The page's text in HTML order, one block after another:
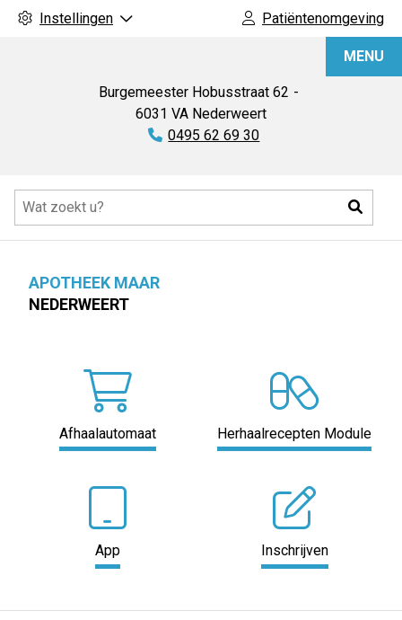
Instellingen Patiëntenomgeving
Burgemeester Hobusstraat62
6031 VA Nederweert
Tel:
0495 62 69 30
MENU
APOTHEEK MAAR
NEDERWEERT
Afhaalautomaat Herhaalrecepten Module
App Inschrijven